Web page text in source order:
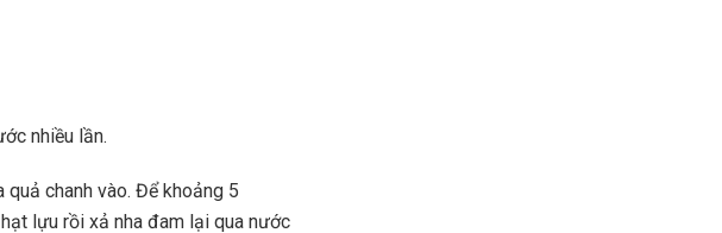
nhiều lần.
chanh vào. Để khoảng 5
lựu rồi xả nha đam lại qua nước